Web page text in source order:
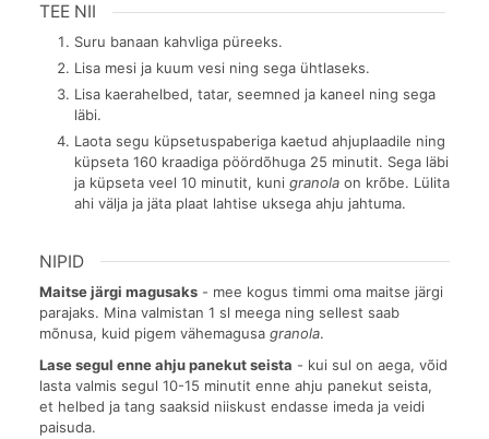
TEE NII
Suru banaan kahvliga püreeks.
Lisa mesi ja kuum vesi ning sega ühtlaseks.
Lisa kaerahelbed, tatar, seemned ja kaneel ning sega
läbi.
Laota segu küpsetuspaberiga kaetud ahjuplaadile ning
küpseta 160 kraadiga pöördõhuga 25 minutit. Sega läbi
ja küpseta veel 10 minutit, kuni granola on krõbe. Lülita
ahi välja ja jäta plaat lahtise uksega ahju jahtuma.
NIPID
Maitse järgi magusaks - mee kogus timmi oma maitse järgi
parajaks. Mina valmistan 1 sl meega ning sellest saab
mõnusa, kuid pigem vähemagusa granola.
Lase segul enne ahju panekut seista - kui sul on aega, võid
lasta valmis segul 10-15 minutit enne ahju panekut seista,
et helbed ja tang saaksid niiskust endasse imeda ja veidi
paisuda.